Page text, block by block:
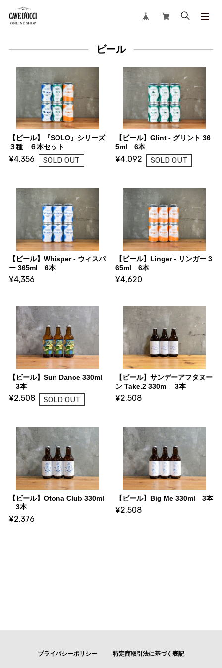
ビール
【ビール】『SOLO』シリーズ
３種 ６本セット
¥4,356 SOLD OUT
【ビール】Glint - グリント 36
5ml 6本
¥4,092 SOLD OUT
【ビール】Whisper - ウィスパ
ー 365ml 6本
¥4,356
【ビール】Linger - リンガー 3
65ml 6本
¥4,620
【ビール】Sun Dance 330ml
3本
¥2,508 SOLD OUT
【ビール】サンデーアフタヌー
ン Take.2 330ml 3本
¥2,508
【ビール】Otona Club 330ml
3本
¥2,376
【ビール】Big Me 330ml 3本
¥2,508
プライバシーポリシー 特定商取引法に基づく表記